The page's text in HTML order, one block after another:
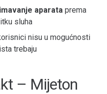
aparata prema
sluha
nisu u mogućnosti
trebaju
– Mijeton